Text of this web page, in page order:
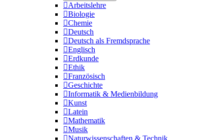
Arbeitslehre
Biologie
Chemie
Deutsch
Deutsch als Fremdsprache
Englisch
Erdkunde
Ethik
Französisch
Geschichte
Informatik & Medienbildung
Kunst
Latein
Mathematik
Musik
Naturwissenschaften & Technik